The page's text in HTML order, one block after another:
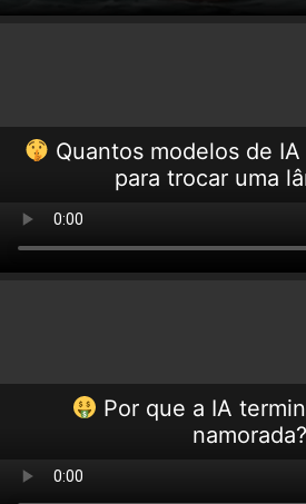
Quantos modelos de
para trocar uma
Por que a IA
namorada?